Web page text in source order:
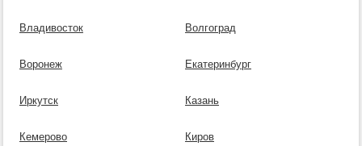
Владивосток Волгоград
Воронеж Екатеринбург
Иркутск Казань
Кемерово Киров